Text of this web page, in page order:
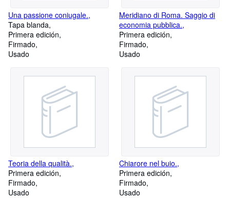
Una passione coniugale.,
Tapa blanda
Primera edición
Firmado
Usado
Meridiano di Roma. Saggio di
economia pubblica.,
Primera edición
Firmado
Usado
Teoria della qualità.,
Primera edición
Firmado
Usado
Chiarore nel buio.,
Primera edición
Firmado
Usado